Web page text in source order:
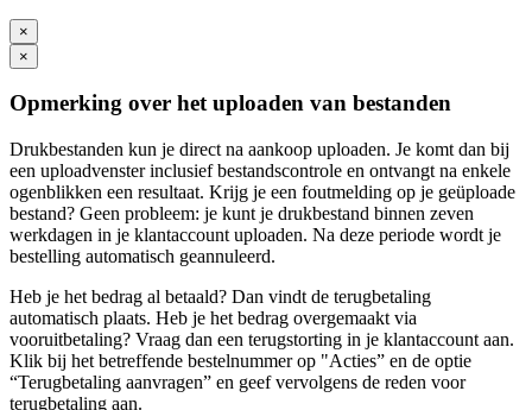
×
×
Opmerking over het uploaden van bestanden
Drukbestanden kun je direct na aankoop uploaden. Je komt dan bij
een uploadvenster inclusief bestandscontrole en ontvangt na enkele
ogenblikken een resultaat. Krijg je een foutmelding op je geüploade
bestand? Geen probleem: je kunt je drukbestand binnen zeven
werkdagen in je klantaccount uploaden. Na deze periode wordt je
bestelling automatisch geannuleerd.
Heb je het bedrag al betaald? Dan vindt de terugbetaling
automatisch plaats. Heb je het bedrag overgemaakt via
vooruitbetaling? Vraag dan een terugstorting in je klantaccount aan.
Klik bij het betreffende bestelnummer op "Acties” en de optie
“Terugbetaling aanvragen” en geef vervolgens de reden voor
terugbetaling aan.